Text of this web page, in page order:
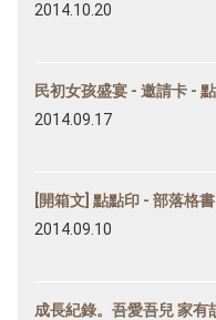
2014.10.20
民初女孩盛宴 - 邀請卡 -
2014.09.17
[開箱文] 點點印 - 部落格
2014.09.10
成長紀錄。吾愛吾兒 家